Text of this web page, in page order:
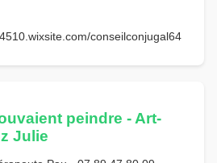
conseilconjugal64
peindre - Art-
Julie